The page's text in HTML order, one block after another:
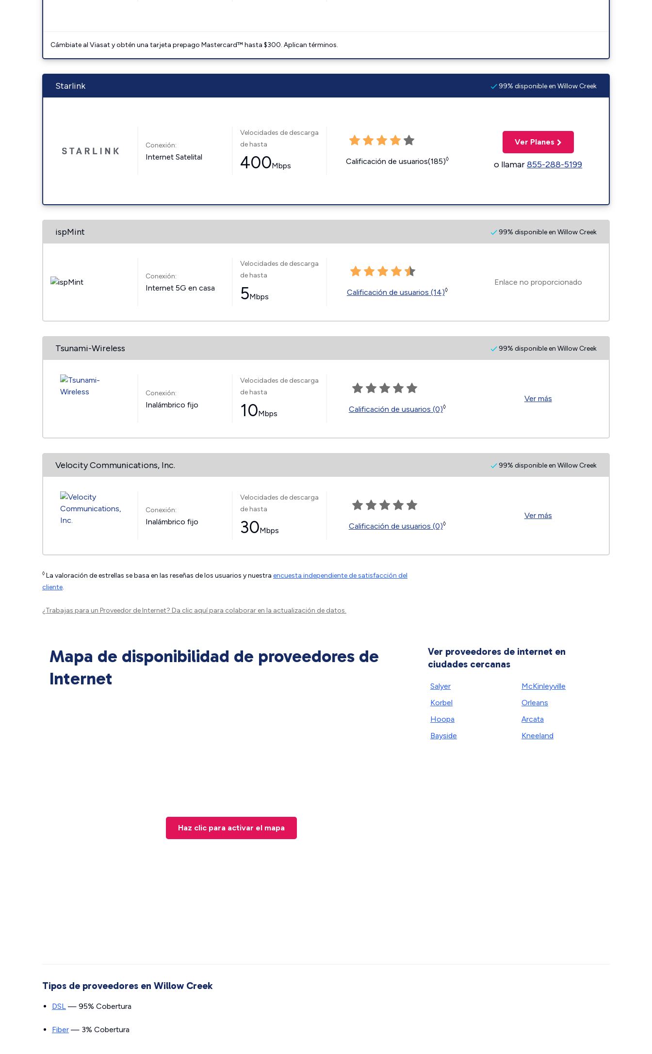
Cámbiate al Viasat y obtén una tarjeta prepago Mastercard™ hasta $300. Aplican términos.
Starlink 99% disponible en Willow Creek
Conexión:
Internet Satelital
Velocidades de descarga
de hasta
400Mbps Calificación de usuarios(185)◊
Ver Planes
o llamar855-288-5199
ispMint 99% disponible en Willow Creek
Conexión:
Internet 5G en casa
Velocidades de descarga
de hasta
5Mbps Calificación de usuarios (14)◊
Enlace no proporcionado
Tsunami-Wireless 99% disponible en Willow Creek
Conexión:
Inalámbrico fijo
Velocidades de descarga
de hasta
10Mbps Calificación de usuarios (0)◊
Ver más
Velocity Communications, Inc. 99% disponible en Willow Creek
Conexión:
Inalámbrico fijo
Velocidades de descarga
de hasta
30Mbps Calificación de usuarios (0)◊
Ver más
◊ La valoración de estrellas se basa en las reseñas de los usuarios y nuestra encuesta independiente de satisfacción del
cliente.
¿Trabajas para un Proveedor de Internet? Da clic aquípara colaborar en la actualización de datos.
Mapa de disponibilidad de proveedores de
Internet
Haz clic para activar el mapa
Ver proveedores de internet en
ciudades cercanas
Salyer
Korbel
Hoopa
Bayside
McKinleyville
Orleans
Arcata
Kneeland
Tipos de proveedores en Willow Creek
DSL — 95% Cobertura
Fiber — 3% Cobertura